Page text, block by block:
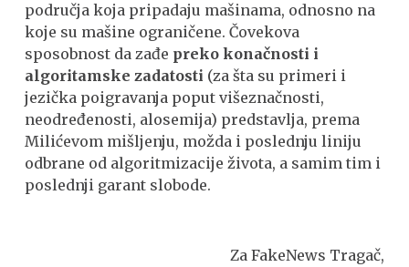
područja koja pripadaju mašinama, odnosno na
koje su mašine ograničene. Čovekova
sposobnost da zađe preko konačnosti i
algoritamske zadatosti (za šta su primeri i
jezička poigravanja poput višeznačnosti,
neodređenosti, alosemija) predstavlja, prema
Milićevom mišljenju, možda i poslednju liniju
odbrane od algoritmizacije života, a samim tim i
poslednji garant slobode.
Za FakeNews Tragač,